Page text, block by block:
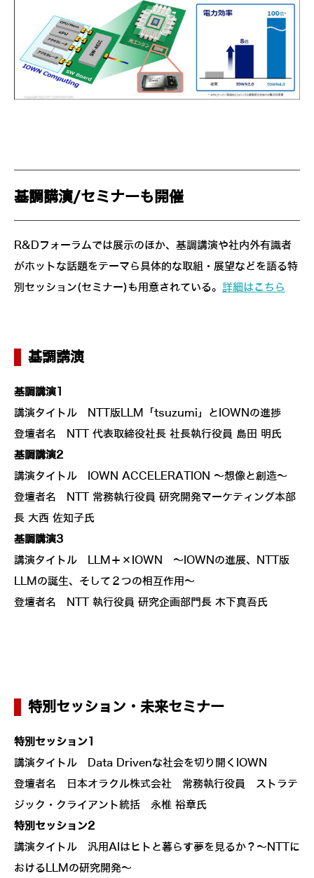
基調講演/セミナーも開催
R&Dフォーラムでは展示のほか、基調講演や社内外有識者
がホットな話題をテーマら具体的な取組・展望などを語る特
別セッション(セミナー)も用意されている。 詳細はこちら
基調講演
基調講演1
講演タイトル NTT版LLM「tsuzumi」とIOWNの進捗
登壇者名 NTT 代表取締役社長 社長執行役員 島田 明氏
基調講演2
講演タイトル IOWN ACCELERATION ～想像と創造～
登壇者名 NTT 常務執行役員 研究開発マーケティング本部
長 大西 佐知子氏
基調講演3
講演タイトル LLM＋×IOWN ～IOWNの進展、NTT版
LLMの誕生、そして２つの相互作用～
登壇者名 NTT 執行役員 研究企画部門長 木下真吾氏
特別セッション・未来セミナー
特別セッション1
講演タイトル Data Drivenな社会を切り開くIOWN
登壇者名 日本オラクル株式会社 常務執行役員 ストラテ
ジック・クライアント統括 永椎 裕章氏
特別セッション2
講演タイトル 汎用AIはヒトと暮らす夢を見るか？～NTTに
おけるLLMの研究開発～